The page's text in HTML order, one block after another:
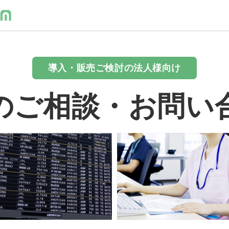
導入・販売ご検討の法人様向け
ご相談・お問い